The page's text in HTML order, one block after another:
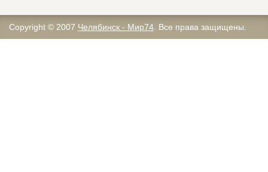
Copyright © 2007 Челябинск - Мир74 . Все права защищены.